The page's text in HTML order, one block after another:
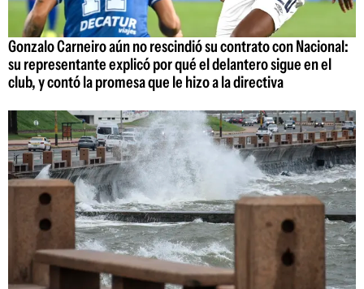
Gonzalo Carneiro aún no rescindió su contrato con Nacional:
su representante explicó por qué el delantero sigue en el
club, y contó la promesa que le hizo a la directiva